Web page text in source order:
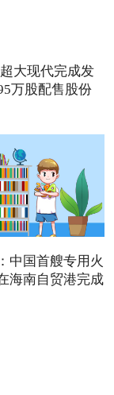
大现代完成发
万股配售股份
中国首艘专用火
海南自贸港完成